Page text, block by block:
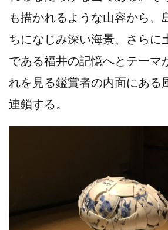
も描かれるような山容から、
ちになじみ深い海景、さらに
である福井の記憶へとテーマ
れを見る鑑賞者の内面にある
連鎖する。